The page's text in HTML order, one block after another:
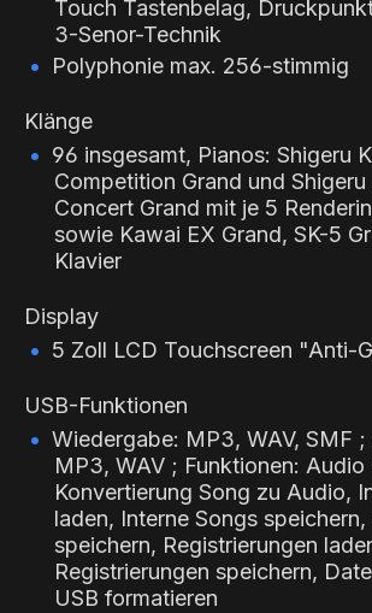
Touch Tastenbelag,
3-Senor-Technik
Polyphonie max. 256-stimmig
Klänge
96 insgesamt, Pianos: Shigeru
Competition Grand und Shigeru
Concert Grand mit je 5
sowie Kawai EX Grand, SK-5
Klavier
Display
5 Zoll LCD Touchscreen "Anti-
USB-Funktionen
Wiedergabe: MP3, WAV, SMF ;
MP3, WAV ; Funktionen: Audio
Konvertierung Song zu Audio,
laden, Interne Songs
speichern, Registrierungen
Registrierungen speichern,
USB formatieren